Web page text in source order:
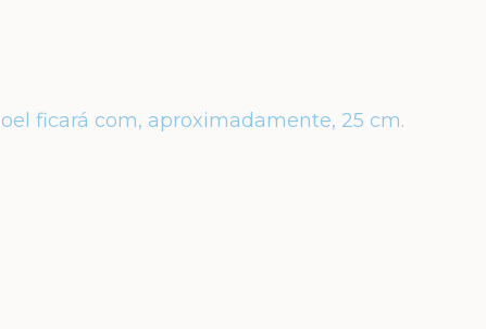
ficará com, aproximadamente, 25 cm.